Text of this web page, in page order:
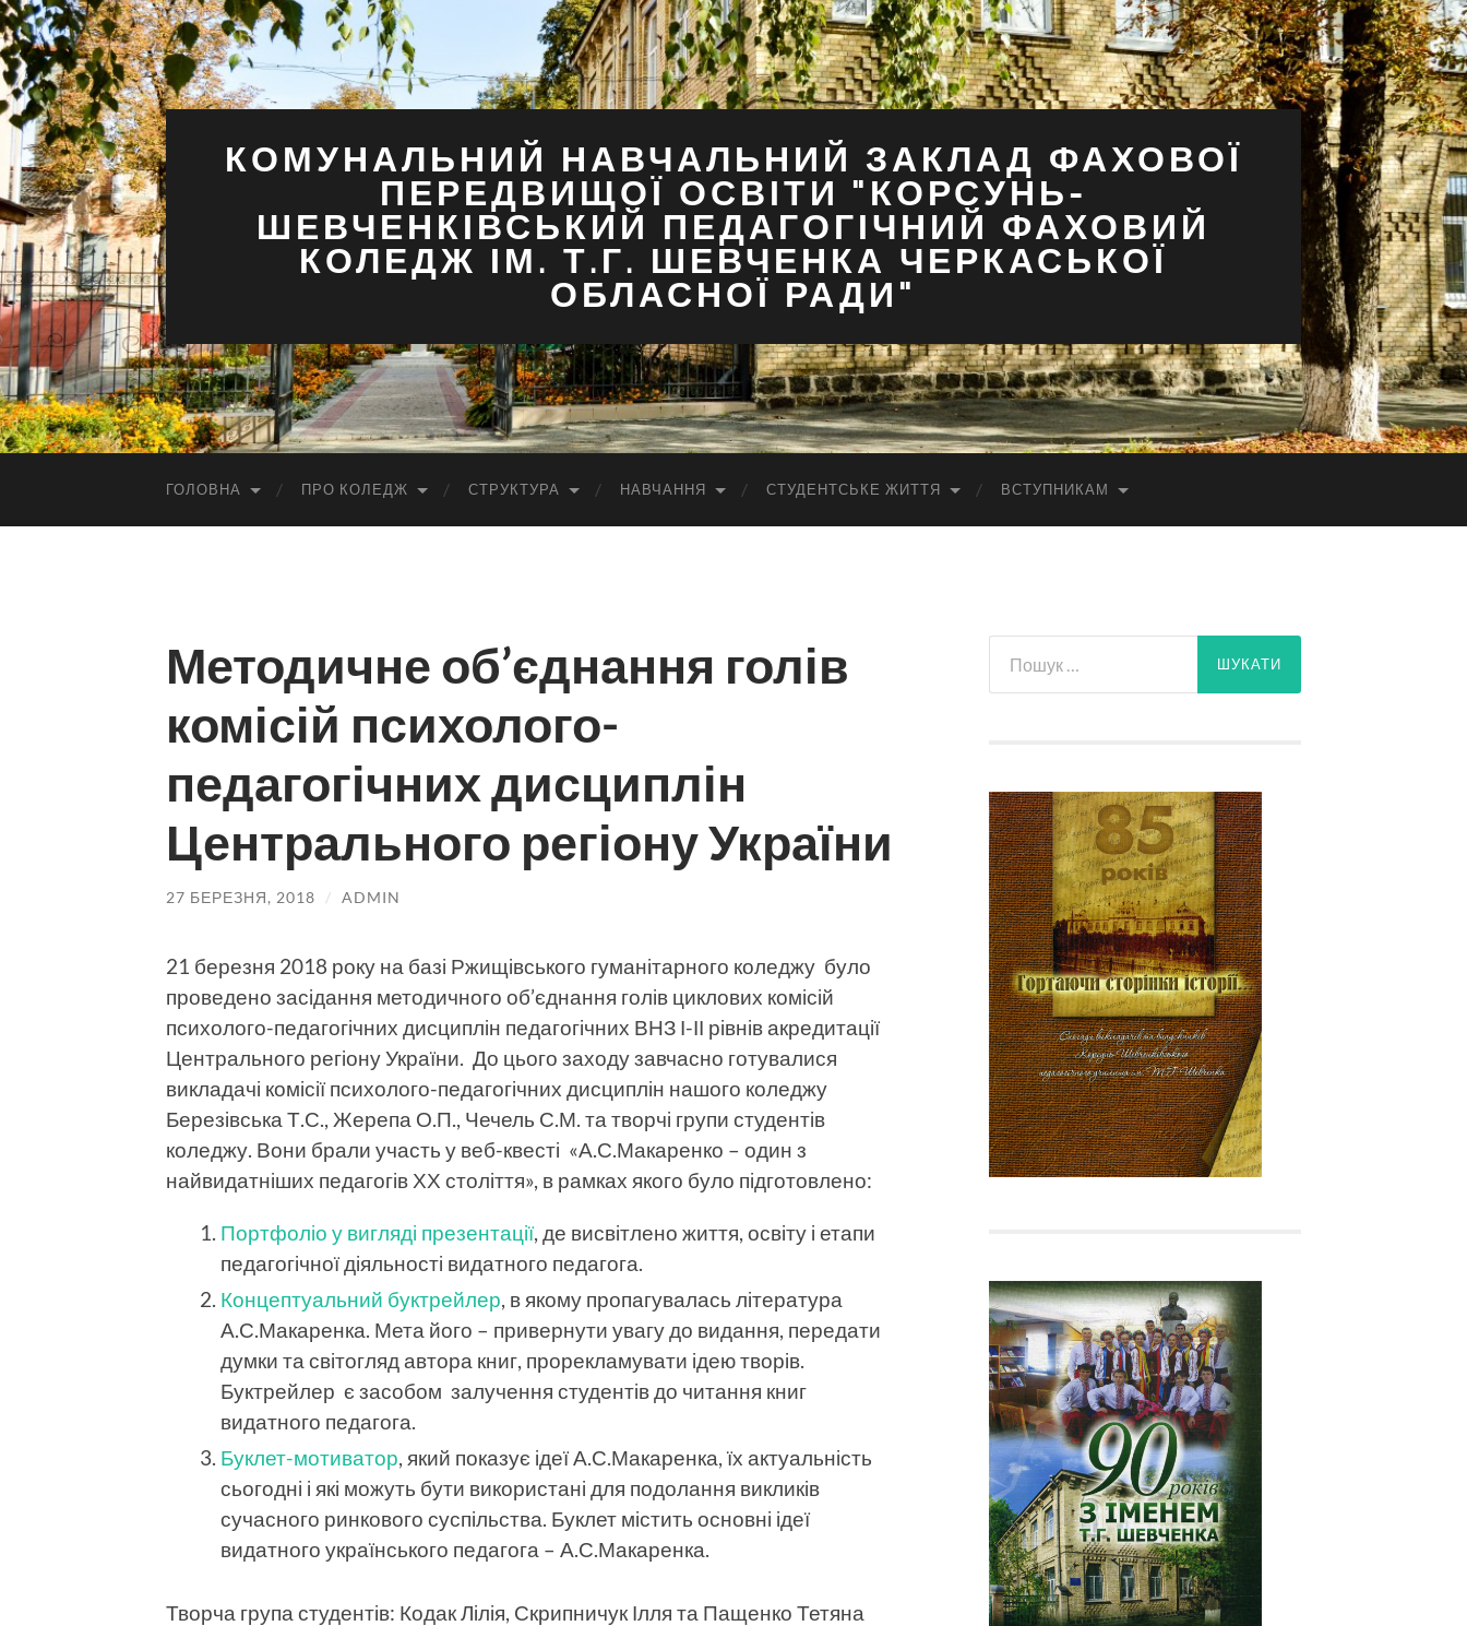
КОМУНАЛЬНИЙ НАВЧАЛЬНИЙ ЗАКЛАД ФАХОВОЇ
ПЕРЕДВИЩОЇ ОСВІТИ "КОРСУНЬ-
ШЕВЧЕНКІВСЬКИЙ ПЕДАГОГІЧНИЙ ФАХОВИЙ
КОЛЕДЖ ІМ. Т.Г. ШЕВЧЕНКА ЧЕРКАСЬКОЇ
ОБЛАСНОЇ РАДИ"
ГОЛОВНА ПРО КОЛЕДЖ СТРУКТУРА НАВЧАННЯ СТУДЕНТСЬКЕ ЖИТТЯ ВСТУПНИКАМ
Методичне об’єднання голів
комісій психолого-
педагогічних дисциплін
Центрального регіону України
27 БЕРЕЗНЯ, 2018 / ADMIN
21 березня 2018 року на базі Ржищівського гуманітарного коледжу було
проведено засідання методичного об’єднання голів циклових комісій
психолого-педагогічних дисциплін педагогічних ВНЗ І-ІІ рівнів акредитації
Центрального регіону України. До цього заходу завчасно готувалися
викладачі комісії психолого-педагогічних дисциплін нашого коледжу
Березівська Т.С., Жерепа О.П., Чечель С.М. та творчі групи студентів
коледжу. Вони брали участь у веб-квесті «А.С.Макаренко – один з
найвидатніших педагогів ХХ століття», в рамках якого було підготовлено:
Портфоліо у вигляді презентації , де висвітлено життя, освіту і етапи
педагогічної діяльності видатного педагога.
Концептуальний буктрейлер , в якому пропагувалась література
А.С.Макаренка. Мета його – привернути увагу до видання, передати
думки та світогляд автора книг, прорекламувати ідею творів.
Буктрейлер є засобом залучення студентів до читання книг
видатного педагога.
Буклет-мотиватор , який показує ідеї А.С.Макаренка, їх актуальність
сьогодні і які можуть бути використані для подолання викликів
сучасного ринкового суспільства. Буклет містить основні ідеї
видатного українського педагога – А.С.Макаренка.
Творча група студентів: Кодак Лілія, Скрипничук Ілля та Пащенко Тетяна